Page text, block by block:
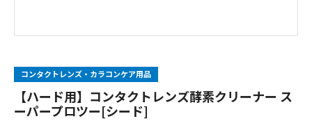
コンタクトレンズ・カラコンケア用品
【ハード用】コンタクトレンズ酵素クリーナー ス
ーパープロツー[シード]